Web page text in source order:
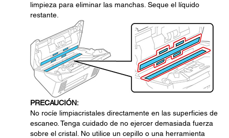
limpieza para eliminar las manchas. Seque el líquido
restante.
PRECAUCIÓN:
No rocíe limpiacristales directamente en las superficies de
escaneo. Tenga cuidado de no ejercer demasiada fuerza
sobre el cristal. No utilice un cepillo o una herramienta